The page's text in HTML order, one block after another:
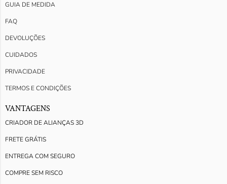
GUIA DE MEDIDA
FAQ
DEVOLUÇÕES
CUIDADOS
PRIVACIDADE
TERMOS E CONDIÇÕES
VANTAGENS
CRIADOR DE ALIANÇAS 3D
FRETE GRÁTIS
ENTREGA COM SEGURO
COMPRE SEM RISCO